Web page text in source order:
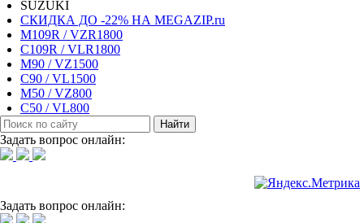
SUZUKI
СКИДКА ДО -22% НА MEGAZIP.ru
M109R / VZR1800
C109R / VLR1800
M90 / VZ1500
C90 / VL1500
M50 / VZ800
C50 / VL800
Найти
Задать вопрос онлайн:
Задать вопрос онлайн: